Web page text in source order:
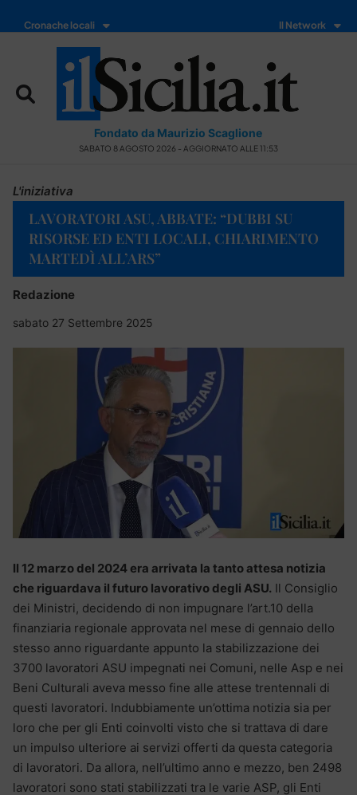
Cronache locali Il Network
Fondato da Maurizio Scaglione
SABATO 8 AGOSTO 2026 - AGGIORNATO ALLE 11:53
L'iniziativa
LAVORATORI ASU, ABBATE: “DUBBI SU
RISORSE ED ENTI LOCALI, CHIARIMENTO
MARTEDÌ ALL’ARS”
Redazione
sabato 27 Settembre 2025
Il 12 marzo del 2024 era arrivata la tanto attesa notizia
che riguardava il futuro lavorativo degli ASU. Il Consiglio
dei Ministri, decidendo di non impugnare l’art.10 della
finanziaria regionale approvata nel mese di gennaio dello
stesso anno riguardante appunto la stabilizzazione dei
3700 lavoratori ASU impegnati nei Comuni, nelle Asp e nei
Beni Culturali aveva messo fine alle attese trentennali di
questi lavoratori. Indubbiamente un’ottima notizia sia per
loro che per gli Enti coinvolti visto che si trattava di dare
un impulso ulteriore ai servizi offerti da questa categoria
di lavoratori. Da allora, nell’ultimo anno e mezzo, ben 2498
lavoratori sono stati stabilizzati tra le varie ASP, gli Enti